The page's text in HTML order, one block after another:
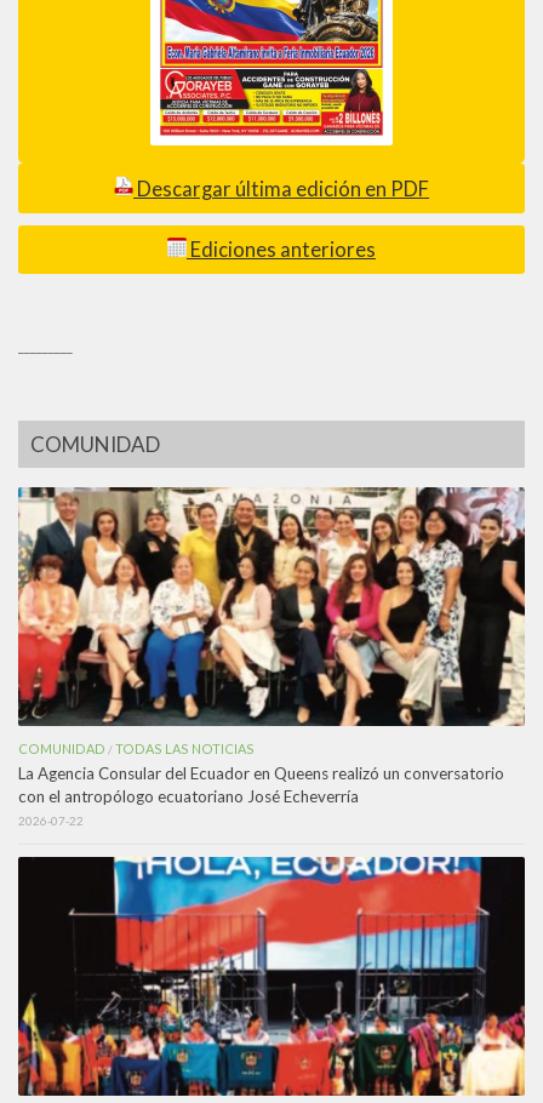
Descargar última edición en PDF
Ediciones anteriores
COMUNIDAD
COMUNIDAD /TODAS LAS NOTICIAS
La Agencia Consular del Ecuador en Queens realizó un conversatorio
con el antropólogo ecuatoriano José Echeverría
2026-07-22